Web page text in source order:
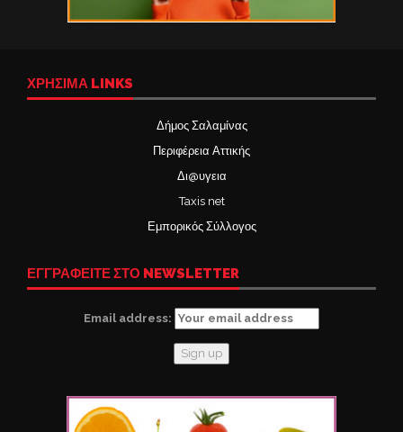
ΧΡΉΣΙΜΑ LINKS
Δήμος Σαλαμίνας
Περιφέρεια Αττικής
Δι@υγεια
Taxis net
Εμπορικός Σύλλογος
ΕΓΓΡΑΦΕΙΤΕ ΣΤΟ NEWSLETTER
Email address: